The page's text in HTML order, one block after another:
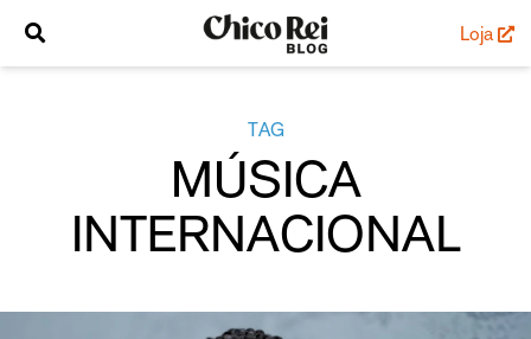
Loja
TAG
MÚSICA
INTERNACIONAL